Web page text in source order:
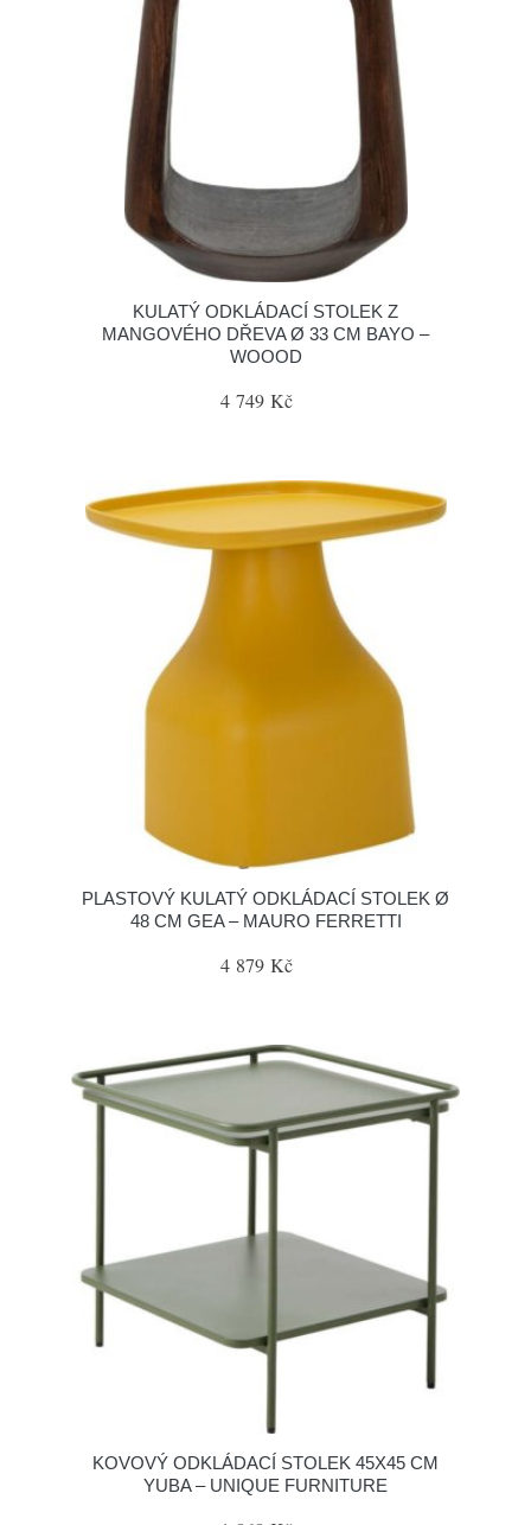
KULATÝ ODKLÁDACÍ STOLEK Z
MANGOVÉHO DŘEVA Ø 33 CM BAYO –
WOOOD
4 749 Kč
PLASTOVÝ KULATÝ ODKLÁDACÍ STOLEK Ø
48 CM GEA – MAURO FERRETTI
4 879 Kč
KOVOVÝ ODKLÁDACÍ STOLEK 45X45 CM
YUBA – UNIQUE FURNITURE